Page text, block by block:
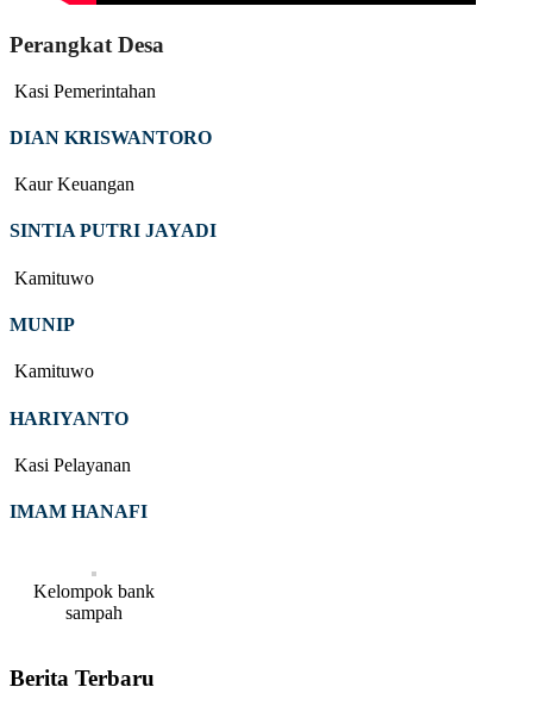
Perangkat Desa
Kasi Pemerintahan
DIAN KRISWANTORO
Kaur Keuangan
SINTIA PUTRI JAYADI
Kamituwo
MUNIP
Kamituwo
HARIYANTO
Kasi Pelayanan
IMAM HANAFI
Kelompok bank
sampah
Berita Terbaru